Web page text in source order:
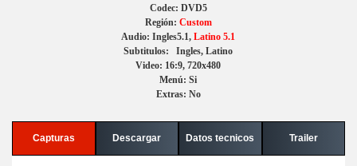
Codec: DVD5
Región: Custom
Audio: Ingles5.1,Latino 5.1
Subtitulos: Ingles, Latino
Video: 16:9, 720x480
Menú: Si
Extras: No
Capturas Descargar Datos tecnicos Trailer